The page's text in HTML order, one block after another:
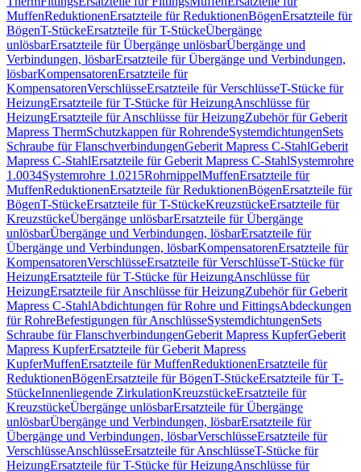
MuffenReduktionenErsatzteile für ReduktionenBögenErsatzteile für
BögenT-StückeErsatzteile für T-StückeÜbergänge
unlösbarErsatzteile für Übergänge unlösbarÜbergänge und
Verbindungen, lösbarErsatzteile für Übergänge und Verbindungen,
lösbarKompensatorenErsatzteile für
KompensatorenVerschlüsseErsatzteile für VerschlüsseT-Stücke für
HeizungErsatzteile für T-Stücke für HeizungAnschlüsse für
HeizungErsatzteile für Anschlüsse für HeizungZubehör für Geberit
Mapress ThermSchutzkappen für RohrendeSystemdichtungenSets
Schraube für FlanschverbindungenGeberit Mapress C-StahlGeberit
Mapress C-StahlErsatzteile für Geberit Mapress C-StahlSystemrohre
1.0034Systemrohre 1.0215RohrnippelMuffenErsatzteile für
MuffenReduktionenErsatzteile für ReduktionenBögenErsatzteile für
BögenT-StückeErsatzteile für T-StückeKreuzstückeErsatzteile für
KreuzstückeÜbergänge unlösbarErsatzteile für Übergänge
unlösbarÜbergänge und Verbindungen, lösbarErsatzteile für
Übergänge und Verbindungen, lösbarKompensatorenErsatzteile für
KompensatorenVerschlüsseErsatzteile für VerschlüsseT-Stücke für
HeizungErsatzteile für T-Stücke für HeizungAnschlüsse für
HeizungErsatzteile für Anschlüsse für HeizungZubehör für Geberit
Mapress C-StahlAbdichtungen für Rohre und FittingsAbdeckungen
für RohreBefestigungen für AnschlüsseSystemdichtungenSets
Schraube für FlanschverbindungenGeberit Mapress KupferGeberit
Mapress KupferErsatzteile für Geberit Mapress
KupferMuffenErsatzteile für MuffenReduktionenErsatzteile für
ReduktionenBögenErsatzteile für BögenT-StückeErsatzteile für T-
StückeInnenliegende ZirkulationKreuzstückeErsatzteile für
KreuzstückeÜbergänge unlösbarErsatzteile für Übergänge
unlösbarÜbergänge und Verbindungen, lösbarErsatzteile für
Übergänge und Verbindungen, lösbarVerschlüsseErsatzteile für
VerschlüsseAnschlüsseErsatzteile für AnschlüsseT-Stücke für
HeizungErsatzteile für T-Stücke für HeizungAnschlüsse für